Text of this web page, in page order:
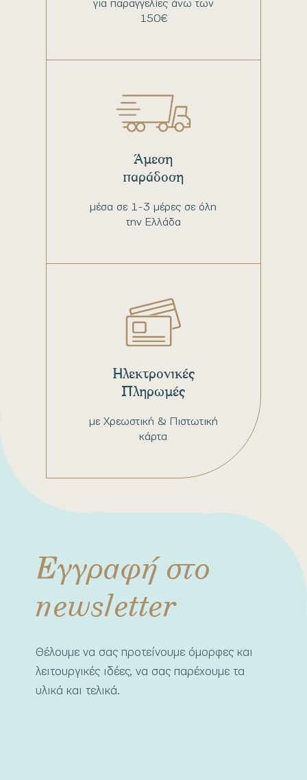
για παραγγελίες άνω των
150€
μέσα σε 1-3 μέρες σε όλη
την Ελλάδα
Άμεση
παράδοση
με Χρεωστική & Πιστωτική
κάρτα
Ηλεκτρονικές
Πληρωμές
Εγγραφή στο
newsletter
Θέλουμε να σας προτείνουμε όμορφες και
λειτουργικές ιδέες, να σας παρέχουμε τα
υλικά και τελικά.